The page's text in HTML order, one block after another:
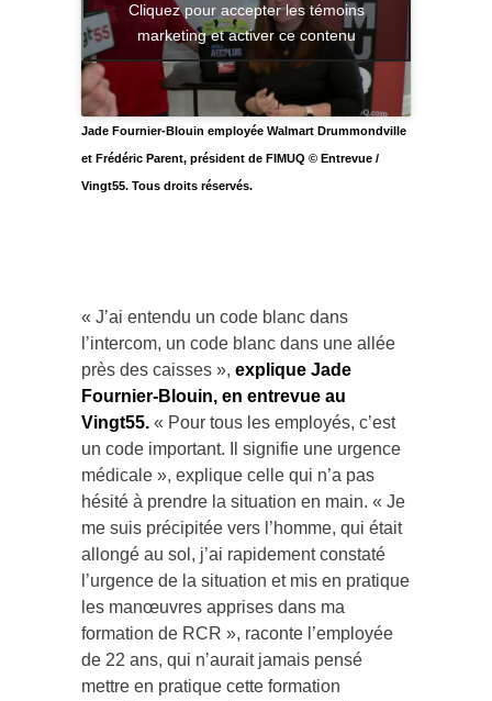
Cliquez pour accepter les témoins
marketing et activer ce contenu
Jade Fournier-Blouin employée Walmart Drummondville
et Frédéric Parent, président de FIMUQ © Entrevue /
Vingt55. Tous droits réservés.
« J’ai entendu un code blanc dans
l’intercom, un code blanc dans une allée
près des caisses », explique Jade
Fournier-Blouin, en entrevue au
Vingt55. « Pour tous les employés, c’est
un code important. Il signifie une urgence
médicale », explique celle qui n’a pas
hésité à prendre la situation en main. « Je
me suis précipitée vers l’homme, qui était
allongé au sol, j’ai rapidement constaté
l’urgence de la situation et mis en pratique
les manœuvres apprises dans ma
formation de RCR », raconte l’employée
de 22 ans, qui n’aurait jamais pensé
mettre en pratique cette formation